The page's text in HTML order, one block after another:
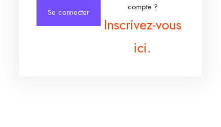
Se connecter
compte ?
Inscrivez-vous
ici.